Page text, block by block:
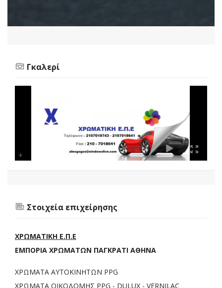
Γκαλερί
Στοιχεία επιχείρησης
ΧΡΩΜΑΤΙΚΗ Ε.Π.Ε
ΕΜΠΟΡΙΑ ΧΡΩΜΑΤΩΝ ΠΑΓΚΡΑΤΙ ΑΘΗΝΑ
ΧΡΩΜΑΤΑ ΑΥΤΟΚΙΝΗΤΩΝ PPG
XΡΩΜΑΤΑ ΟΙΚΟΔΟΜΗΣ PPG - DULUX - VERNILAC